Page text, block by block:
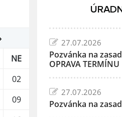
NE
02
09
27.07.2026
Pozvánka na
OPRAVA TERMÍNU
27.07.2026
Pozvánka na